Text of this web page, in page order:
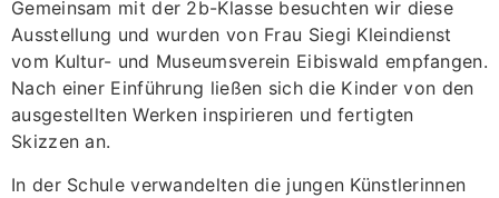
Gemeinsam mit der 2b-Klasse besuchten wir diese
Ausstellung und wurden von Frau Siegi Kleindienst
vom Kultur- und Museumsverein Eibiswald empfangen.
Nach einer Einführung ließen sich die Kinder von den
ausgestellten Werken inspirieren und fertigten
Skizzen an.
In der Schule verwandelten die jungen Künstlerinnen